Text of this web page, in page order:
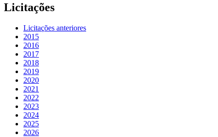
Licitações
Licitações anteriores
2015
2016
2017
2018
2019
2020
2021
2022
2023
2024
2025
2026